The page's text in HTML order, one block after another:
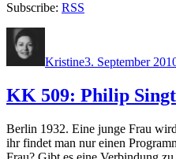
Subscribe: RSS
Kristine3. September
KK 509: Philip
Berlin 1932. Eine junge Frau
ihr findet man nur einen